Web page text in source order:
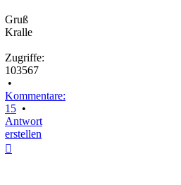
Gruß
Kralle
Zugriffe:
103567
•
Kommentare:
15 •
Antwort
erstellen